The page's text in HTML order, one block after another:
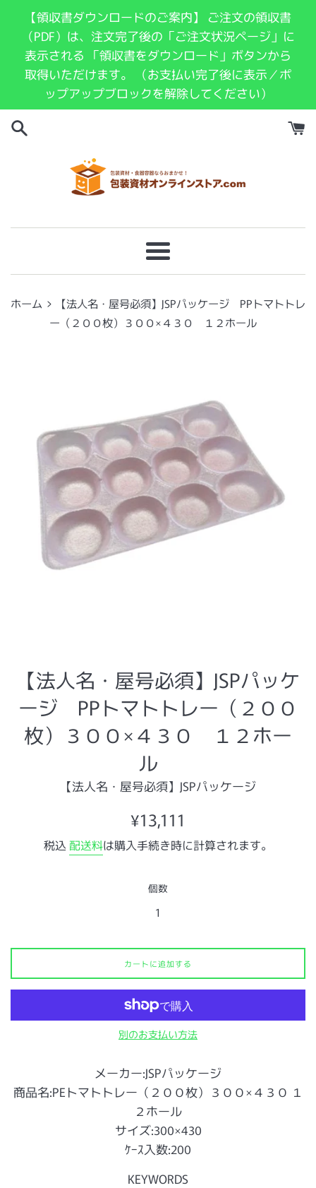
【領収書ダウンロードのご案内】 ご注文の領収書
（PDF）は、注文完了後の「ご注文状況ページ」に
表示される 「領収書をダウンロード」ボタンから
取得いただけます。 （お支払い完了後に表示／ポ
ップアップブロックを解除してください）
メ
ニ
ュ
ー
ホーム ›
【法人名・屋号必須】JSPパッケージ PPトマトトレ
ー（２００枚）３００×４３０ １２ホール
【法人名・屋号必須】JSPパッケ
ージ PPトマトトレー（２００
枚）３００×４３０ １２ホー
ル
【法人名・屋号必須】JSPパッケージ
通
価
¥13,111
税込 配送料は購入手続き時に計算されます。
個数
カートに追加する
別のお支払い方法
メーカー:JSPパッケージ
商品名:PEトマトトレー（２００枚）３００×４３０ １
２ホール
サイズ:300×430
ｹｰｽ入数:200
KEYWORDS